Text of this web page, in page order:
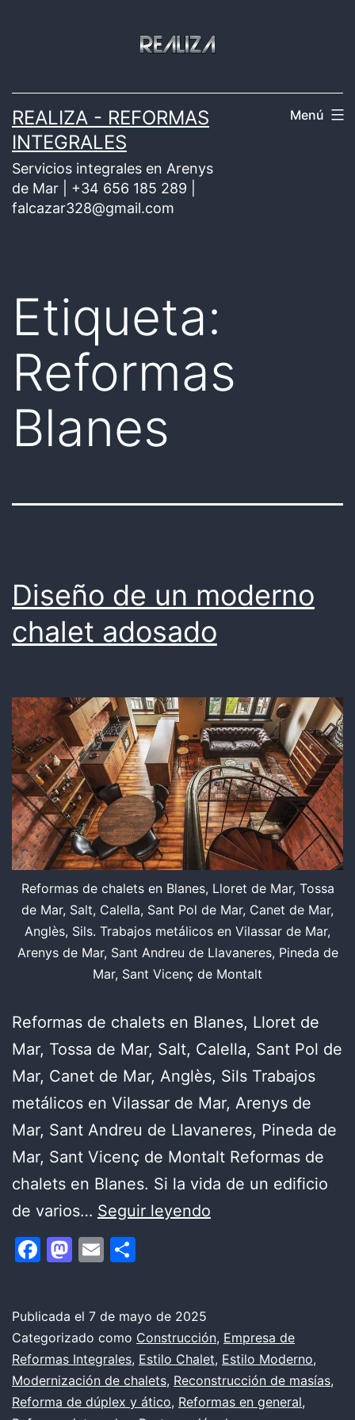
REALIZA - REFORMAS
INTEGRALES
Servicios integrales en Arenys
de Mar | +34 656 185 289 |
falcazar328@gmail.com
Menú
Etiqueta:
Reformas
Blanes
Diseño de un moderno
chalet adosado
Reformas de chalets en Blanes, Lloret de Mar, Tossa
de Mar, Salt, Calella, Sant Pol de Mar, Canet de Mar,
Anglès, Sils. Trabajos metálicos en Vilassar de Mar,
Arenys de Mar, Sant Andreu de Llavaneres, Pineda de
Mar, Sant Vicenç de Montalt
Reformas de chalets en Blanes, Lloret de
Mar, Tossa de Mar, Salt, Calella, Sant Pol de
Mar, Canet de Mar, Anglès, Sils Trabajos
metálicos en Vilassar de Mar, Arenys de
Mar, Sant Andreu de Llavaneres, Pineda de
Mar, Sant Vicenç de Montalt Reformas de
chalets en Blanes. Si la vida de un edificio
de varios… Seguir leyendo
adosado
Facebook
Mastodon
Email
Publicada el 7 de mayo de 2025
Categorizado como Construcción, Empresa de
Reformas Integrales, Estilo Chalet, Estilo Moderno,
Modernización de chalets, Reconstrucción de masías,
Reforma de dúplex y ático, Reformas en general,